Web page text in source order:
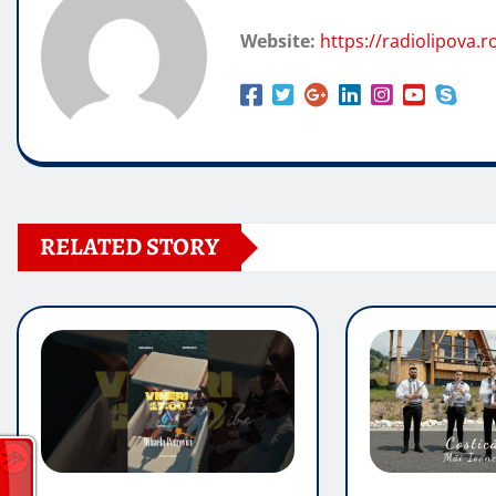
Website: https://
RELATED STORY